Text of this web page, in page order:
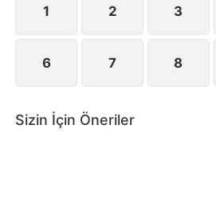
1 2 3
6 7 8
Sizin İçin Öneriler